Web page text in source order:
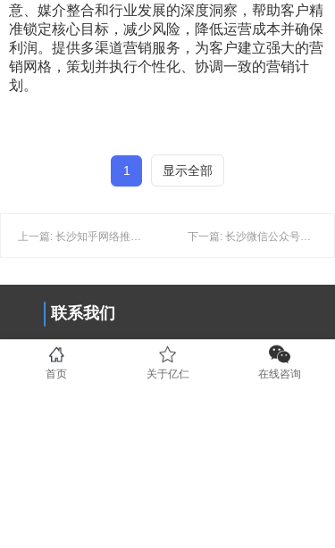
意、媒介整合和行业发展的深度洞察，帮助客户精
准锁定核心目标，减少风险，降低运营成本并确保
利润。提供多渠道营销服务，为客户建立强大的营
销网格，策划并执行个性化、协调一致的营销计
划。
1 显示全部
下一篇: 长沙微信公众号运营： 如何提升微信公众号的运营效果
联系我们
0731-89853708
首页 关于亿仁 在线咨询